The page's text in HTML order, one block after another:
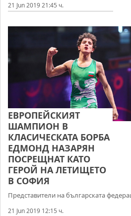
21 Jun 2019 21:45 ч.
ЕВРОПЕЙСКИЯТ
ШАМПИОН В
КЛАСИЧЕСКАТА БОРБА
ЕДМОНД НАЗАРЯН
ПОСРЕЩНАТ КАТО
ГЕРОЙ НА ЛЕТИЩЕТО
В СОФИЯ
Представители на българската
21 Jun 2019 12:15 ч.